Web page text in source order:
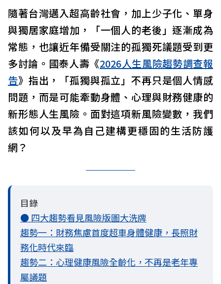
隨著台灣邁入超高齡社會，加上少子化、單身
與獨居家庭增加，「一個人的老後」逐漸成為
常態，也讓近年備受關注的孤獨死議題受到更
多討論。國泰人壽《2026人生風險趨勢調查報
告》指出，「孤獨與孤立」不再只是個人情感
問題，而是可能牽動身體、心理與財務健康的
新形態人生風險。面對這項新風險變數，我們
該如何以及早為自己建構更穩固的生活防護
網？
目錄
● 四大趨勢看見風險版圖大洗牌
趨勢一：財務焦慮首度超車身體健康，長照財
務化時代來臨
趨勢二：心理健康風險全齡化，不再是老年專
屬議題